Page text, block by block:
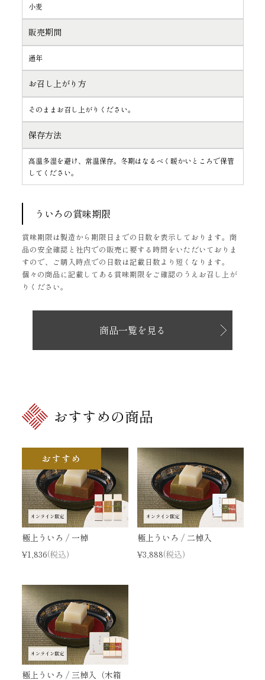
小麦
販売期間
通年
お召し上がり方
そのままお召し上がりください。
保存方法
高温多湿を避け、常温保存。冬期はなるべく暖かいところで保管
してください。
ういろの賞味期限
賞味期限は製造から期限日までの日数を表示しております。商
品の安全確認と社内での販売に要する時間をいただいておりま
すので、ご購入時点での日数は記載日数より短くなります。
個々の商品に記載してある賞味期限をご確認のうえお召し上が
りください。
商品一覧を見る
おすすめの商品
極上ういろ / 一棹
¥1,836(税込)
極上ういろ / 二棹入
¥3,888(税込)
極上ういろ / 三棹入（木箱